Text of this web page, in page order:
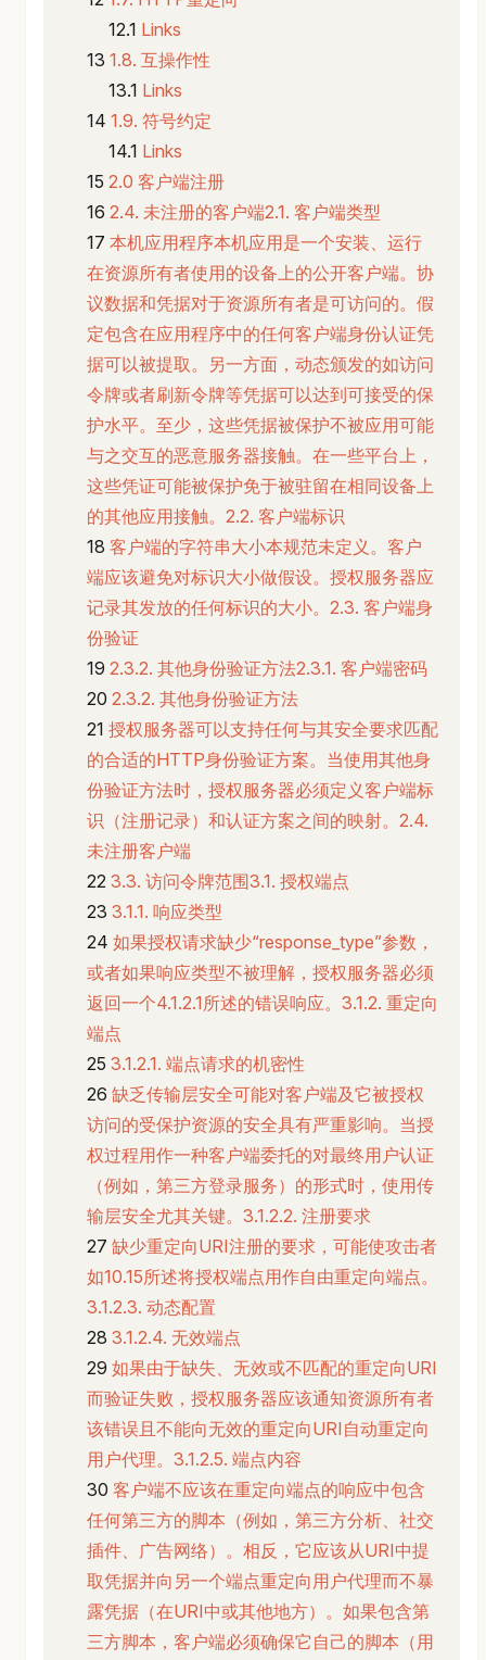
Links
1.8. 互操作性
Links
1.9. 符号约定
Links
2.0 客户端注册
2.4. 未注册的客户端2.1. 客户端类型
本机应用程序本机应用是一个安装、运行
在资源所有者使用的设备上的公开客户端。协
议数据和凭据对于资源所有者是可访问的。假
定包含在应用程序中的任何客户端身份认证凭
据可以被提取。另一方面，动态颁发的如访问
令牌或者刷新令牌等凭据可以达到可接受的保
护水平。至少，这些凭据被保护不被应用可能
与之交互的恶意服务器接触。在一些平台上，
这些凭证可能被保护免于被驻留在相同设备上
的其他应用接触。2.2. 客户端标识
客户端的字符串大小本规范未定义。客户
端应该避免对标识大小做假设。授权服务器应
记录其发放的任何标识的大小。2.3. 客户端身
份验证
2.3.2. 其他身份验证方法2.3.1. 客户端密码
2.3.2. 其他身份验证方法
授权服务器可以支持任何与其安全要求匹配
的合适的HTTP身份验证方案。当使用其他身
份验证方法时，授权服务器必须定义客户端标
识（注册记录）和认证方案之间的映射。2.4.
未注册客户端
3.3. 访问令牌范围3.1. 授权端点
3.1.1. 响应类型
如果授权请求缺少“response_type”参数，
或者如果响应类型不被理解，授权服务器必须
返回一个4.1.2.1所述的错误响应。3.1.2. 重定向
端点
3.1.2.1. 端点请求的机密性
缺乏传输层安全可能对客户端及它被授权
访问的受保护资源的安全具有严重影响。当授
权过程用作一种客户端委托的对最终用户认证
（例如，第三方登录服务）的形式时，使用传
输层安全尤其关键。3.1.2.2. 注册要求
缺少重定向URI注册的要求，可能使攻击者
如10.15所述将授权端点用作自由重定向端点。
3.1.2.3. 动态配置
3.1.2.4. 无效端点
如果由于缺失、无效或不匹配的重定向URI
而验证失败，授权服务器应该通知资源所有者
该错误且不能向无效的重定向URI自动重定向
用户代理。3.1.2.5. 端点内容
客户端不应该在重定向端点的响应中包含
任何第三方的脚本（例如，第三方分析、社交
插件、广告网络）。相反，它应该从URI中提
取凭据并向另一个端点重定向用户代理而不暴
露凭据（在URI中或其他地方）。如果包含第
三方脚本，客户端必须确保它自己的脚本（用